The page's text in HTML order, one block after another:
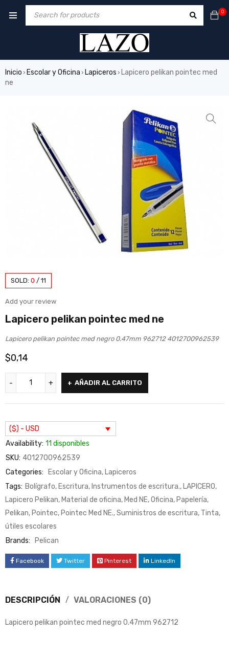
0
Inicio › Escolar y Oficina › Lapiceros › Lapicero pelikan pointec med
ne
SOLD: 0 / 11
Add your review
Lapicero pelikan pointec med ne
Lapicero pelikan pointec med negro 0.47mm 962712 4012700962539
$0,14
AÑADIR AL CARRITO
($) - USD
Availability: 11 disponibles
SKU: 4012700962539
Categories:
Escolar y Oficina, Lapiceros
Tags: Bolígrafo, Escritura, Instrumentos de escritura., LAPICERO,
Lapicero Pelikan, Material de oficina, Med NE,Oficina, Papelería,
Pelikan, Pointec, Pointec Med NE.,Suministros de escritura, Tinta,
útiles escolares
Brands:
Pelican
Facebook Twitter Pinterest LinkedIn
DESCRIPCIÓN VALORACIONES (0)
Lapicero pelikan pointec med negro 0.47mm 962712